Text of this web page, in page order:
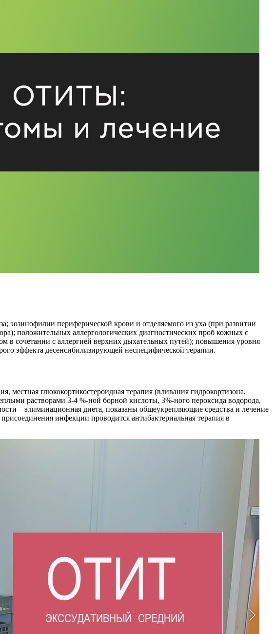
эозинофилии периферической крови и отделяемого из уха (при развитии
положительных аллергологических диагностических проб кожных с
в сочетании с аллергией верхних дыхательных путей); повышения уровня
эффекта десенсибилизирующей неспецифической терапии.
местная глюкокортикостероидная терапия (вливания гидрокортизона,
растворами 3-4 %-ной борной кислоты, 3%-ного пероксида водорода,
– элиминационная диета, показаны общеукрепляющие средства и лечение
инфекции проводится антибактериальная терапия в